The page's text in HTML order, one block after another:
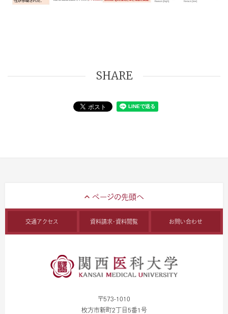
SHARE
交通アクセス 資料請求・資料閲覧 お問い合わせ
〒573-1010
枚方市新町2丁目5番1号